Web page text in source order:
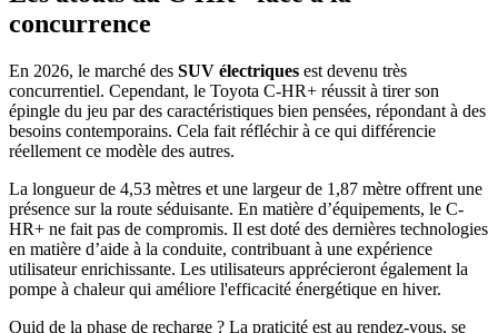
concurrence
En 2026, le marché des SUV électriques est devenu très
concurrentiel. Cependant, le Toyota C-HR+ réussit à tirer son
épingle du jeu par des caractéristiques bien pensées, répondant à des
besoins contemporains. Cela fait réfléchir à ce qui différencie
réellement ce modèle des autres.
La longueur de 4,53 mètres et une largeur de 1,87 mètre offrent une
présence sur la route séduisante. En matière d’équipements, le C-
HR+ ne fait pas de compromis. Il est doté des dernières technologies
en matière d’aide à la conduite, contribuant à une expérience
utilisateur enrichissante. Les utilisateurs apprécieront également la
pompe à chaleur qui améliore l'efficacité énergétique en hiver.
Quid de la phase de recharge ? La praticité est au rendez-vous, se